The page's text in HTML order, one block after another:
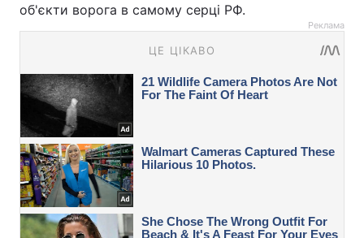
об'єкти ворога в самому серці РФ.
Реклама